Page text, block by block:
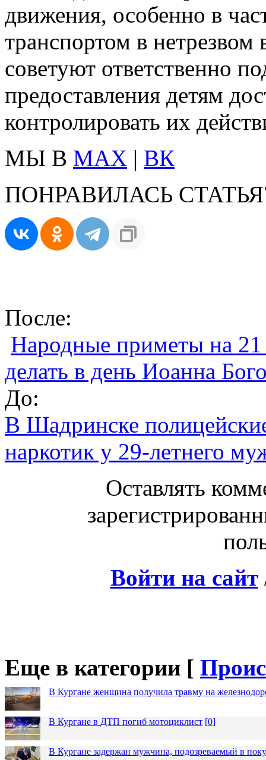
движения, особенно в
транспортом в
советуют ответственно
предоставления детям
контролировать их
МЫ В MAX | ВК
ПОНРАВИЛАСЬ
После:
Народные приметы на
делать в день Иоанна
До:
В Шадринске
наркотик у 29-летнего
Оставлять
Войти на сайт
Еще в категории [
В Кургане женщина получила травму на
В Кургане в ДТП погиб мотоциклист [0]
В Кургане задержан мужчина, подозреваемый в